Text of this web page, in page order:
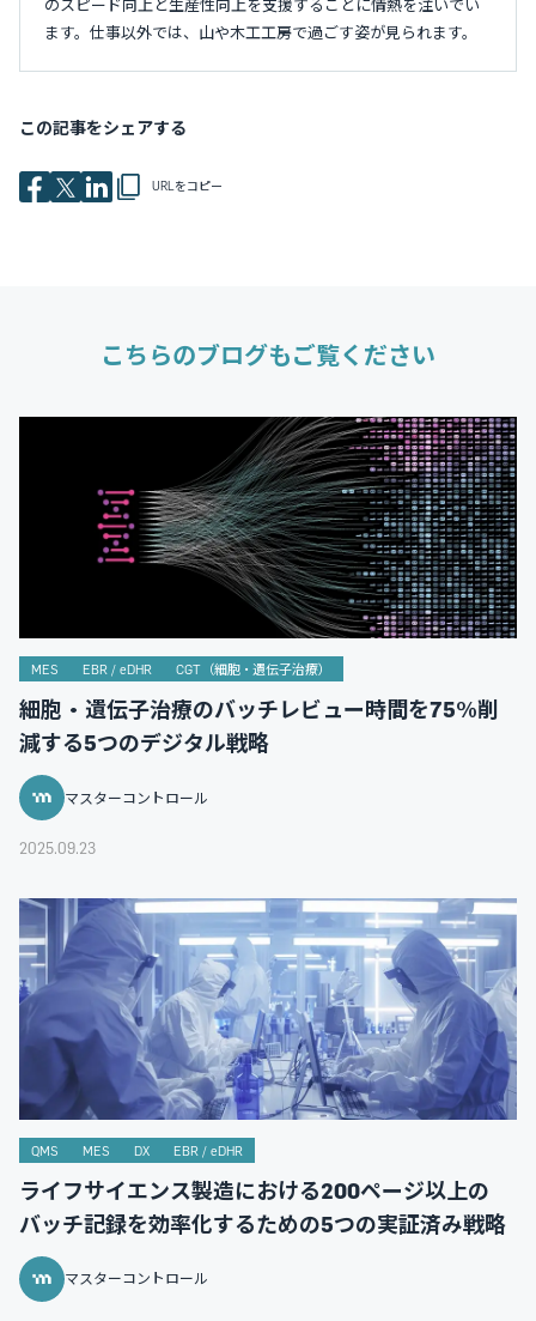
のスピード向上と生産性向上を支援することに情熱を注いでい
ます。仕事以外では、山や木工工房で過ごす姿が見られます。
この記事をシェアする
URLをコピー
こちらのブログもご覧ください
MES EBR / eDHR CGT（細胞・遺伝子治療）
細胞・遺伝子治療のバッチレビュー時間を75%削
減する5つのデジタル戦略
マスターコントロール
2025.09.23
QMS MES DX EBR / eDHR
ライフサイエンス製造における200ページ以上の
バッチ記録を効率化するための5つの実証済み戦略
マスターコントロール